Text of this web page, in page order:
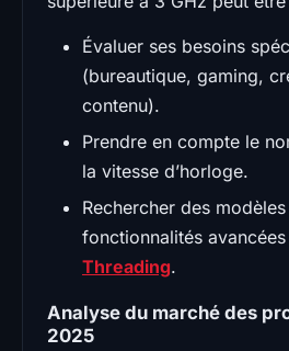
Évaluer ses besoins
(bureautique, gaming,
contenu).
Prendre en compte le
la vitesse d’horloge.
Rechercher des
fonctionnalités avancées
Threading.
Analyse du marché des
2025